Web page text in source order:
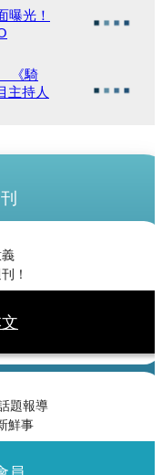
曝光！
《騎
主持人
！
題報導
鮮事